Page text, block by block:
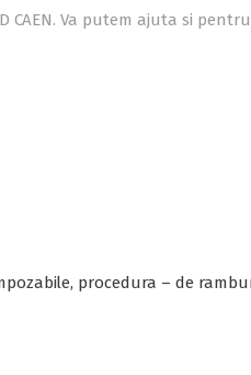
Va putem ajuta si
procedura – de